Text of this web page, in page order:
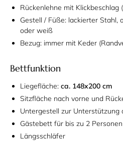
Rückenlehne mit Klickbeschlag
Gestell / Füße: lackierter Stahl,
oder weiß
Bezug: immer mit Keder
Bettfunktion
Liegefläche: ca. 148x200 cm
Sitzfläche nach vorne und
Untergestell zur Unterstützung
Gästebett für bis zu 2 Personen
Längsschläfer